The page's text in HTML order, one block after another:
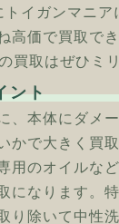
イガンマニ
価で買取でき
取はぜひミ
ント
、本体にダメ
で大きく買
用のオイルな
になります。
除いて中性